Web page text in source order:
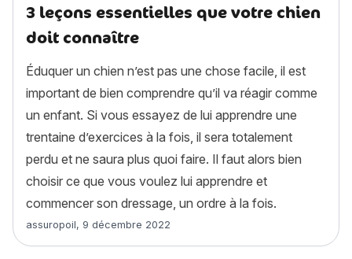
3 leçons essentielles que votre chien
doit connaître
Éduquer un chien n’est pas une chose facile, il est
important de bien comprendre qu’il va réagir comme
un enfant. Si vous essayez de lui apprendre une
trentaine d’exercices à la fois, il sera totalement
perdu et ne saura plus quoi faire. Il faut alors bien
choisir ce que vous voulez lui apprendre et
commencer son dressage, un ordre à la fois.
Article rédigé par
assuropoil, 9 décembre 2022